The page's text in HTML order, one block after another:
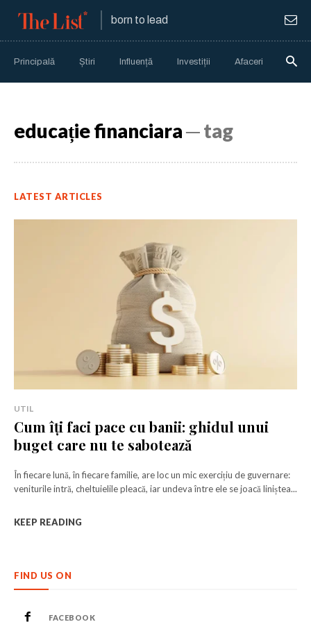
born to lead
Principală Știri Influență Investiții Afaceri
educație financiara─ tag
LATEST ARTICLES
UTIL
Cum îți faci pace cu banii: ghidul unui
buget care nu te sabotează
În fiecare lună, în fiecare familie, are loc un mic exercițiu de guvernare:
veniturile intră, cheltuielile pleacă, iar undeva între ele se joacă liniștea...
KEEP READING
FIND US ON
FACEBOOK